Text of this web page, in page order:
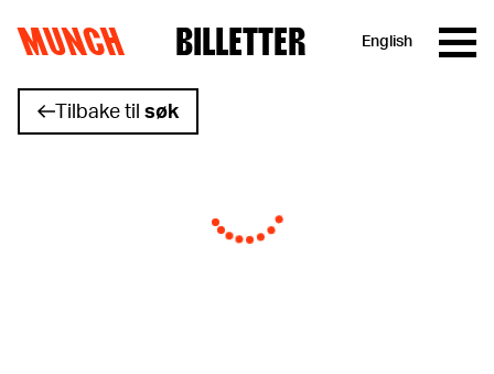
Hopp til innhold
MUNCH BILLETTER English
Tilbake til søk